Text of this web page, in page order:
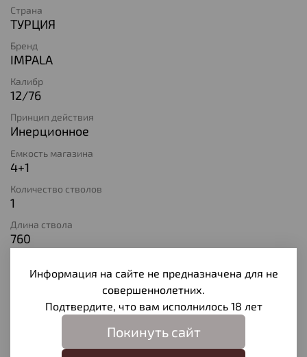
Страна
ТУРЦИЯ
Бренд
IMPALA
Калибр
12/76
Принцип действия
Инерционное
Емкость магазина
4+1
Количество стволов
1
Длина ствола
760
Оружейная сталь
Дерево
Plus Synthethic
Информация на сайте не предназначена для не
совершеннолетних.
Подтвердите, что вам исполнилось 18 лет
Покинуть сайт